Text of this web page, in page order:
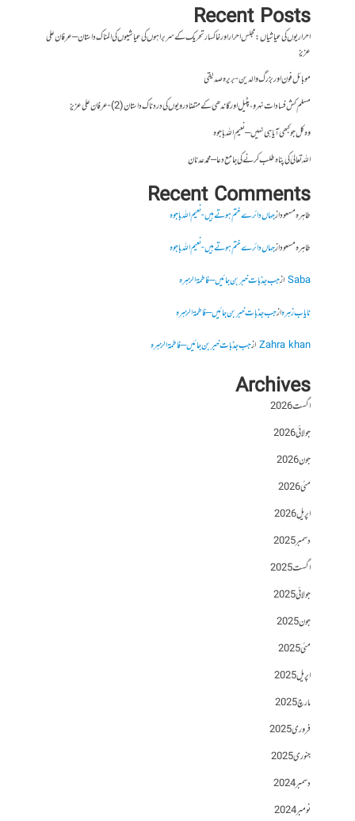
Recent Posts
احراریوں کی عیاشیاں : مجلس احرار اور خاکسار تحریک کے سربراہوں کی عیاشیوں کی المناک داستان – عرفان علی
عزیز
موبائل فون اور بزرگ والدین- بریرہ صدیقی
مسلم کش فسادات نہرو، پٹیل اور گاندھی کے متضاد رویوں کی درد ناک داستان (2)- عرفان علی عزیز
وہ کل جو کبھی آیا ہی نہیں – نعیم اللہ باجوہ
اللہ تعالیٰ کی پناہ طلب کرنے کی جامع دعا – محمد عدنان
Recent Comments
طاہرہ مسعودازجہاں دائرے ختم ہوتے ہیں- نعیم اللہ باجوہ
طاہرہ مسعودازجہاں دائرے ختم ہوتے ہیں- نعیم اللہ باجوہ
Sabaازجب جذبات خبر بن جائیں – فاطمۃالزہرہ
نایاب زہرہازجب جذبات خبر بن جائیں – فاطمۃالزہرہ
Zahra khanازجب جذبات خبر بن جائیں – فاطمۃالزہرہ
Archives
اگست 2026
جولائی 2026
جون 2026
مئی 2026
اپریل 2026
دسمبر 2025
اگست 2025
جولائی 2025
جون 2025
مئی 2025
اپریل 2025
مارچ 2025
فروری 2025
جنوری 2025
دسمبر 2024
نومبر 2024